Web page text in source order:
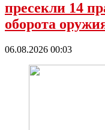
пресекли 14
оборота
06.08.2026 00:03